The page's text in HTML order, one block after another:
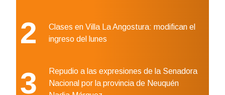
2
Clases en Villa La Angostura: modifican el
ingreso del lunes
3
Repudio a las expresiones de la Senadora
Nacional por la provincia de Neuquén